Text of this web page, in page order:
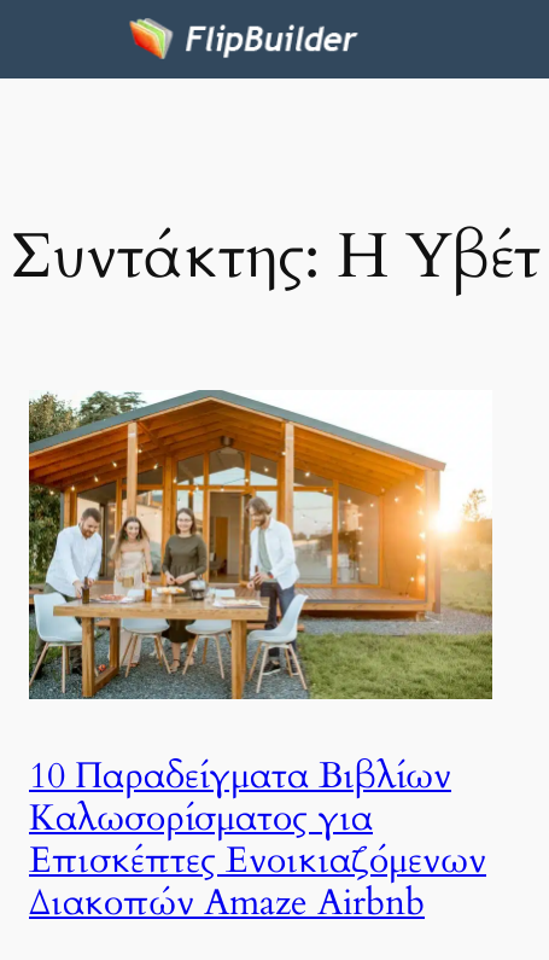
Συντάκτης: Η Υβέτ
10 Παραδείγματα Βιβλίων
Καλωσορίσματος για
Επισκέπτες Ενοικιαζόμενων
Διακοπών Amaze Airbnb